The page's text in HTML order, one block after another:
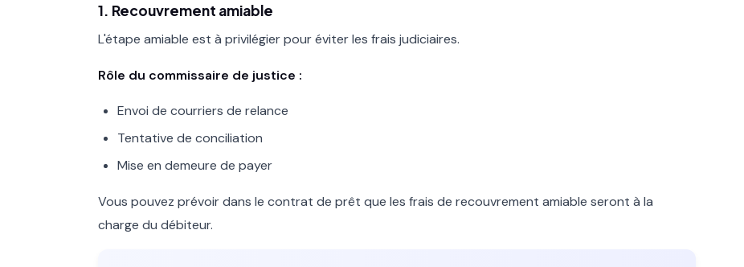
1. Recouvrement amiable
L'étape amiable est à privilégier pour éviter les frais judiciaires.
Rôle du commissaire de justice :
Envoi de courriers de relance
Tentative de conciliation
Mise en demeure de payer
Vous pouvez prévoir dans le contrat de prêt que les frais de recouvrement amiable seront à la
charge du débiteur.